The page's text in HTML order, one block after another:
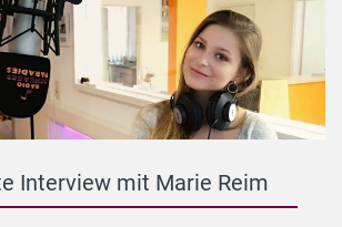
Interview mit Marie Reim